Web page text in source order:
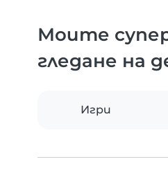
Моите
гледане на
Игри